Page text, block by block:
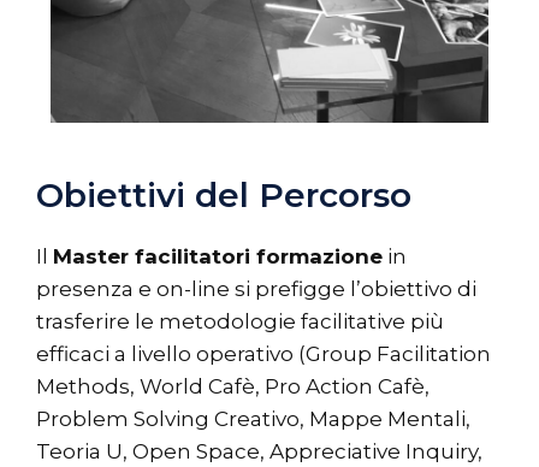
Obiettivi del Percorso
Il Master facilitatori formazione in
presenza e on-line si prefigge l’obiettivo di
trasferire le metodologie facilitative più
efficaci a livello operativo (Group Facilitation
Methods, World Cafè, Pro Action Cafè,
Problem Solving Creativo, Mappe Mentali,
Teoria U, Open Space, Appreciative Inquiry,